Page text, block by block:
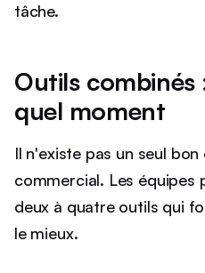
tâche.
Outils
quel moment
Il n'existe pas un seul
commercial. Les
deux à quatre outils qui
le mieux.